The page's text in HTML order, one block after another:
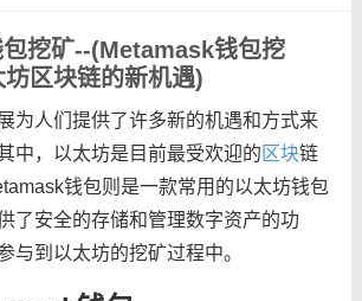
挖矿--(Metamask钱包挖
区块链的新机遇)
为人们提供了许多新的机遇和方式来
中，以太坊是目前最受欢迎的 区块链
钱包则是一款常用的以太坊钱包
了安全的存储和管理数字资产的功
与到以太坊的挖矿过程中。